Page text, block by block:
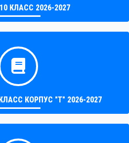
КЛАСС 2026-2027
КОРПУС "Т" 2026-2027